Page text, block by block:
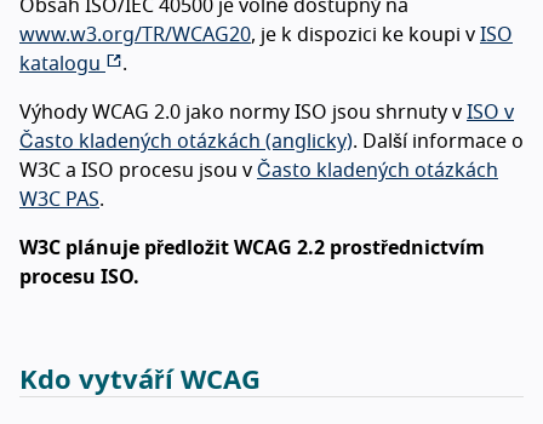
Obsah ISO/IEC 40500 je volně dostupný na
www.w3.org/TR/WCAG20, je k dispozici ke koupi v ISO
katalogu
.
Výhody WCAG 2.0 jako normy ISO jsou shrnuty v ISO v
Často kladených otázkách (anglicky). Další informace o
W3C a ISO procesu jsou v Často kladených otázkách
W3C PAS.
W3C plánuje předložit WCAG 2.2 prostřednictvím
procesu ISO.
Kdo vytváří WCAG